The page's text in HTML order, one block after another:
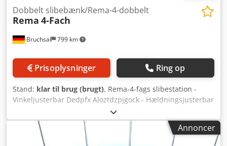
Bruchsal 799 km
Dobbelt slibebænk/Rema-4-dobbelt
Rema 4-Fach
Prisoplysninger Ring op
Stand: klar til brug (brugt), Rema-4-fags slibestation -
Vinkeljusterbar Dedpfx Aloztdzpjgock - Hældningsjusterbar
- Oscillerende - Køling - Arbejdslys Dimensioner: L x B x H
1,5 x 1,5 x 1,5 meter / Vægt 450 kg
Annoncer